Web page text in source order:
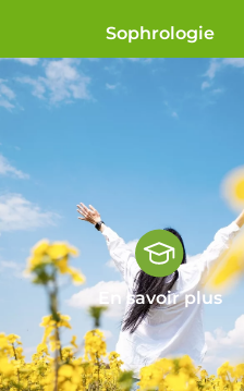
Sophrologie
En savoir plus